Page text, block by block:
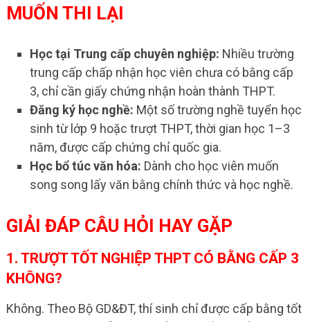
MUỐN THI LẠI
Học tại Trung cấp chuyên nghiệp: Nhiều trường
trung cấp chấp nhận học viên chưa có bằng cấp
3, chỉ cần giấy chứng nhận hoàn thành THPT.
Đăng ký học nghề: Một số trường nghề tuyển học
sinh từ lớp 9 hoặc trượt THPT, thời gian học 1–3
năm, được cấp chứng chỉ quốc gia.
Học bổ túc văn hóa: Dành cho học viên muốn
song song lấy văn bằng chính thức và học nghề.
GIẢI ĐÁP CÂU HỎI HAY GẶP
1. TRƯỢT TỐT NGHIỆP THPT CÓ BẰNG CẤP 3
KHÔNG?
Không. Theo Bộ GD&ĐT, thí sinh chỉ được cấp bằng tốt